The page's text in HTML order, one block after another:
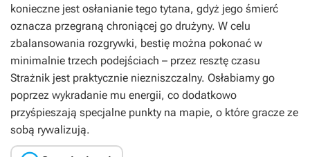
konieczne jest osłanianie tego tytana, gdyż jego śmierć
oznacza przegraną chroniącej go drużyny. W celu
zbalansowania rozgrywki, bestię można pokonać w
minimalnie trzech podejściach – przez resztę czasu
Strażnik jest praktycznie niezniszczalny. Osłabiamy go
poprzez wykradanie mu energii, co dodatkowo
przyśpieszają specjalne punkty na mapie, o które gracze ze
sobą rywalizują.